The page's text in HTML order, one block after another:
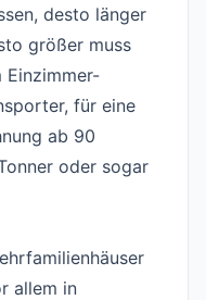
desto länger
größer muss
Einzimmer-
für eine
ab 90
oder sogar
allem in